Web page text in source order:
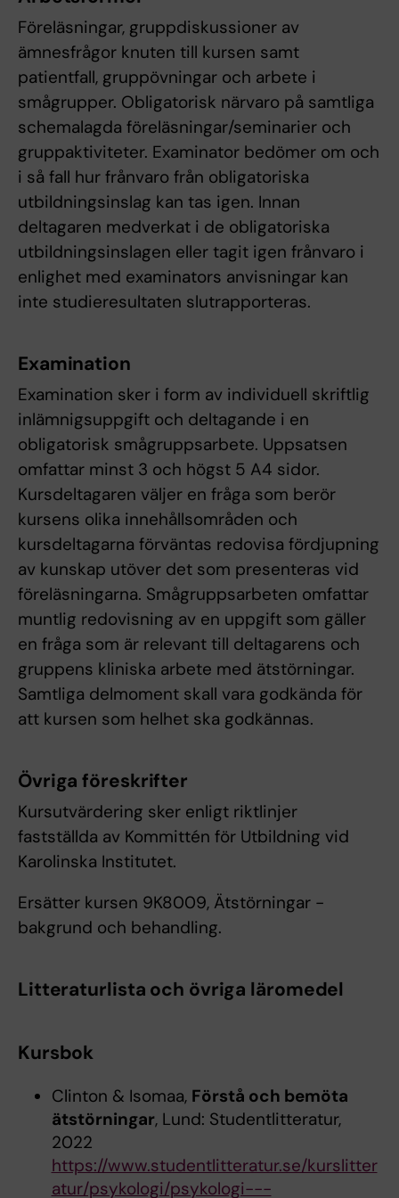
Föreläsningar, gruppdiskussioner av
ämnesfrågor knuten till kursen samt
patientfall, gruppövningar och arbete i
smågrupper. Obligatorisk närvaro på samtliga
schemalagda föreläsningar/seminarier och
gruppaktiviteter. Examinator bedömer om och
i så fall hur frånvaro från obligatoriska
utbildningsinslag kan tas igen. Innan
deltagaren medverkat i de obligatoriska
utbildningsinslagen eller tagit igen frånvaro i
enlighet med examinators anvisningar kan
inte studieresultaten slutrapporteras.
Examination
Examination sker i form av individuell skriftlig
inlämnigsuppgift och deltagande i en
obligatorisk smågruppsarbete. Uppsatsen
omfattar minst 3 och högst 5 A4 sidor.
Kursdeltagaren väljer en fråga som berör
kursens olika innehållsområden och
kursdeltagarna förväntas redovisa fördjupning
av kunskap utöver det som presenteras vid
föreläsningarna. Smågruppsarbeten omfattar
muntlig redovisning av en uppgift som gäller
en fråga som är relevant till deltagarens och
gruppens kliniska arbete med ätstörningar.
Samtliga delmoment skall vara godkända för
att kursen som helhet ska godkännas.
Övriga föreskrifter
Kursutvärdering sker enligt riktlinjer
fastställda av Kommittén för Utbildning vid
Karolinska Institutet.
Ersätter kursen 9K8009, Ätstörningar -
bakgrund och behandling.
Litteraturlista och övriga läromedel
Kursbok
Clinton & Isomaa, Förstå och bemöta
ätstörningar, Lund: Studentlitteratur,
2022
https://www.studentlitteratur.se/kurslitter
atur/psykologi/psykologi---